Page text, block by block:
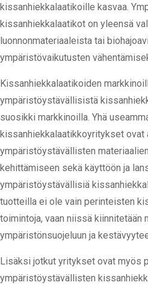
kissanhiekkalaatikoille kasvaa.
kissanhiekkalaatikot on yleensä
luonnonmateriaaleista tai
ympäristövaikutusten
Kissanhiekkalaatikoiden
ympäristöystävällisistä
suosikki markkinoilla. Yhä
kissanhiekkalaatikkoyritykset ovat
ympäristöystävällisten
kehittämiseen sekä käyttöön ja
ympäristöystävällisiä
tuotteilla ei ole vain perinteisten
toimintoja, vaan niissä kiinnitetään
ympäristönsuojeluun ja
Lisäksi jotkut yritykset ovat myös
ympäristöystävällisten